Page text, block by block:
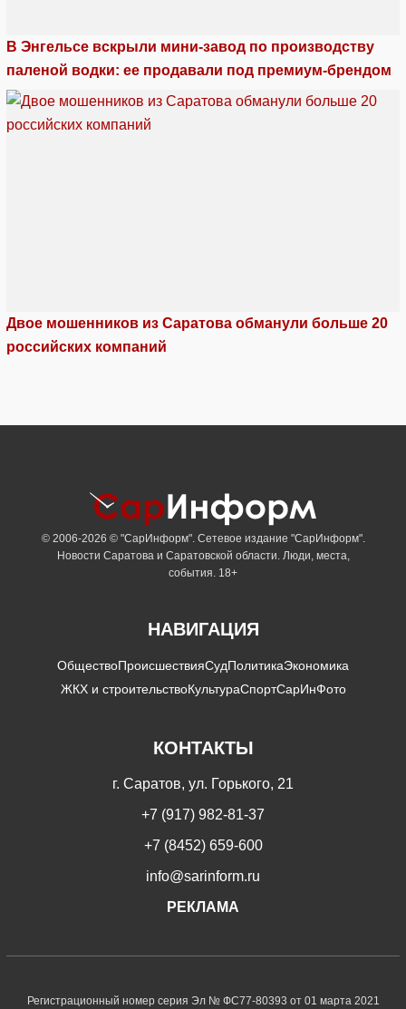
В Энгельсе вскрыли мини-завод по производству
паленой водки: ее продавали под премиум-брендом
Двое мошенников из Саратова обманули больше 20
российских компаний
© 2006-2026 © "СарИнформ". Сетевое издание "СарИнформ".
Новости Саратова и Саратовской области. Люди, места,
события. 18+
НАВИГАЦИЯ
ОбществоПроисшествияСудПолитикаЭкономика
ЖКХ и строительствоКультураСпортСарИнФото
КОНТАКТЫ
г. Саратов, ул. Горького, 21
+7 (917) 982-81-37
+7 (8452) 659-600
info@sarinform.ru
РЕКЛАМА
Регистрационный номер серия Эл № ФС77-80393 от 01 марта 2021